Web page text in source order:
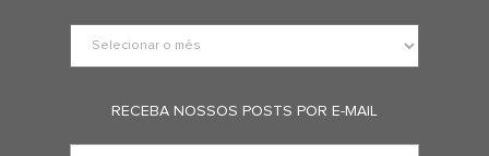
RECEBA NOSSOS POSTS POR E-MAIL